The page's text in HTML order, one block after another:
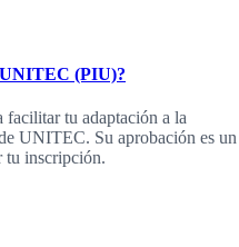
UNITEC (PIU)?
facilitar tu adaptación a la
UNITEC. Su aprobación es un
tu inscripción.